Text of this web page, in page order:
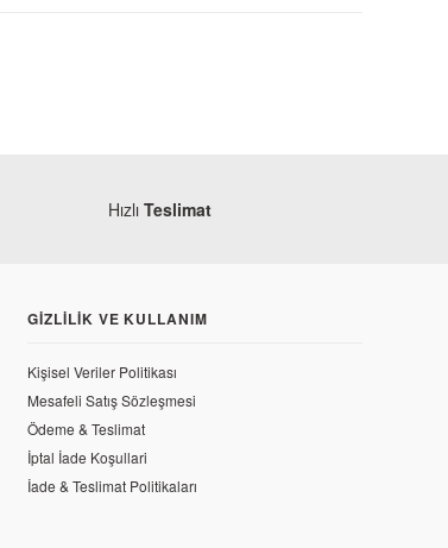
Hızlı Teslimat
GIZLILIK VE KULLANIM
Kişisel Veriler Politikası
Mesafeli Satış Sözleşmesi
Ödeme & Teslimat
İptal İade Koşullari
İade & Teslimat Politikaları